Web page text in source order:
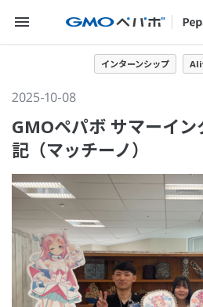
メニューを開く
インターンシップ
2025-10-08
GMOペパボ サマーイ
記（マッチーノ）